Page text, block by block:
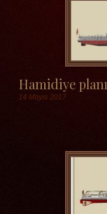
Hamidiye planı
14 Mayıs 2017